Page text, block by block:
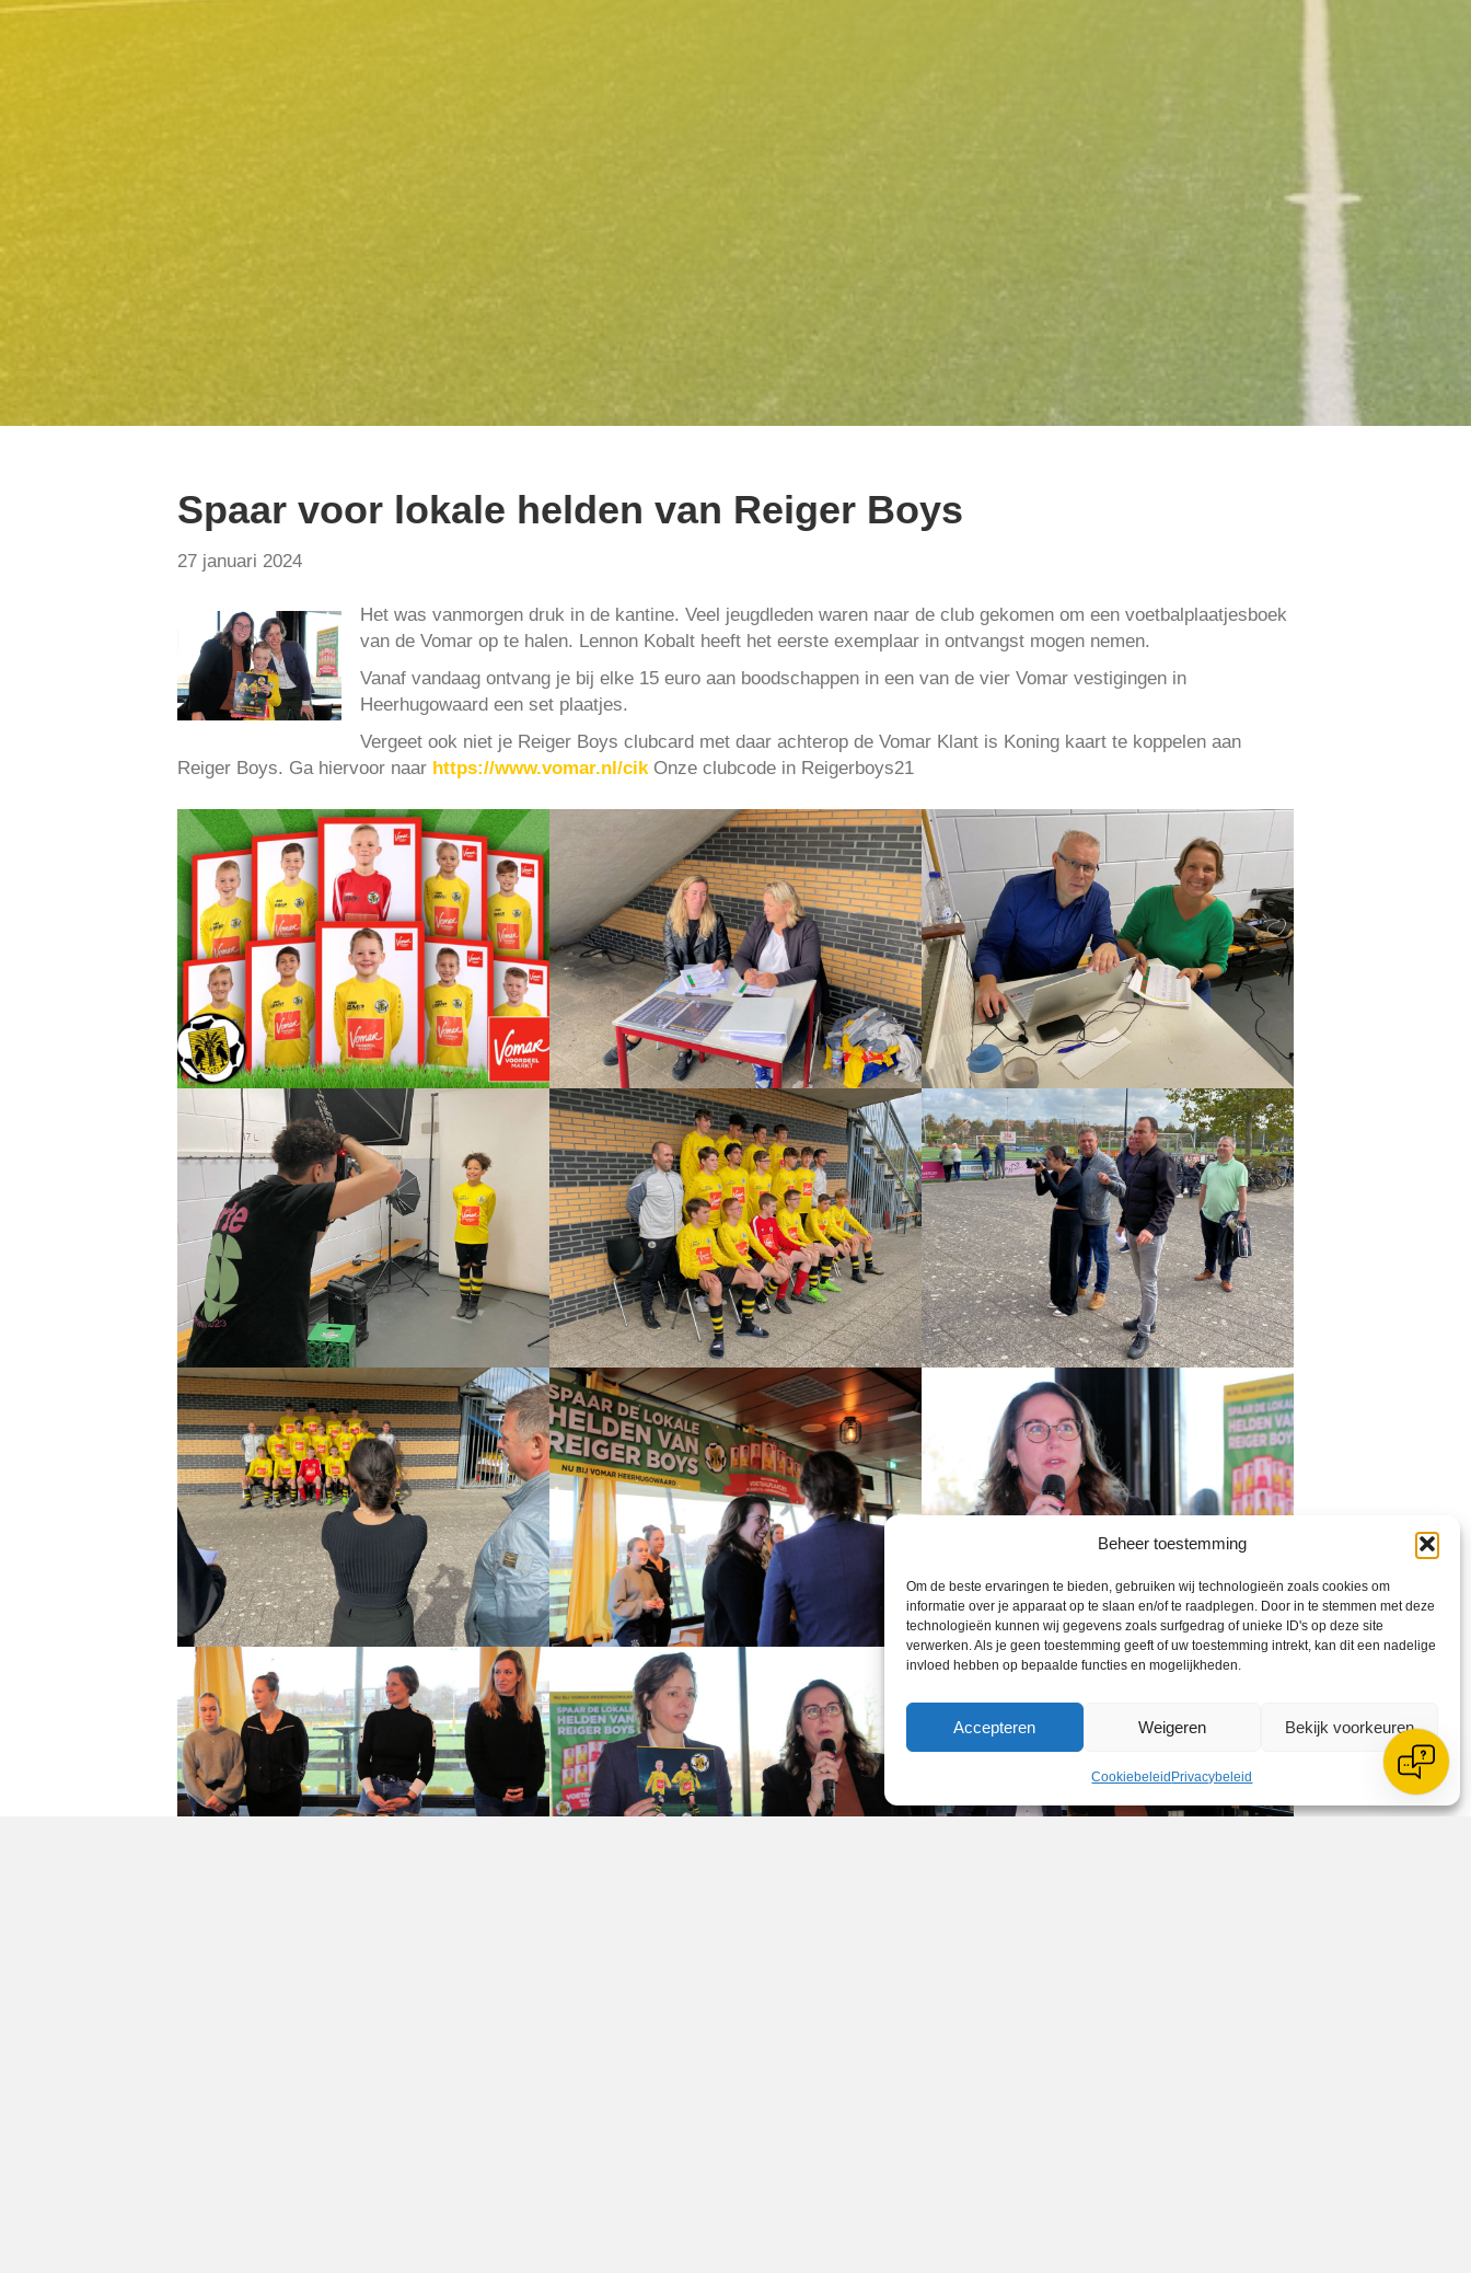
Beheer toestemming
Om de beste ervaringen te bieden, gebruiken wij technologieën zoals cookies om
informatie over je apparaat op te slaan en/of te raadplegen. Door in te stemmen met deze
technologieën kunnen wij gegevens zoals surfgedrag of unieke ID's op deze site
verwerken. Als je geen toestemming geeft of uw toestemming intrekt, kan dit een nadelige
invloed hebben op bepaalde functies en mogelijkheden.
Accepteren Weigeren Bekijk voorkeuren
Cookiebeleid Privacybeleid
Spaar voor lokale helden van Reiger Boys
27 januari 2024
Het was vanmorgen druk in de kantine. Veel jeugdleden waren naar de club gekomen om een voetbalplaatjesboek
van de Vomar op te halen. Lennon Kobalt heeft het eerste exemplaar in ontvangst mogen nemen.
Vanaf vandaag ontvang je bij elke 15 euro aan boodschappen in een van de vier Vomar vestigingen in
Heerhugowaard een set plaatjes.
Vergeet ook niet je Reiger Boys clubcard met daar achterop de Vomar Klant is Koning kaart te koppelen aan
Reiger Boys. Ga hiervoor naar https://www.vomar.nl/cik Onze clubcode in Reigerboys21